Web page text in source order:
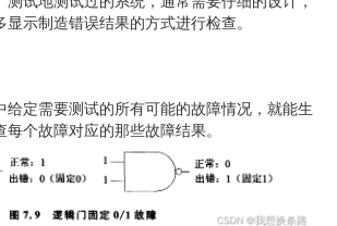
示制造错误结果的方式进行检查。
定需要测试的所有可能的故障情况，就能生
个故障对应的那些故障结果。